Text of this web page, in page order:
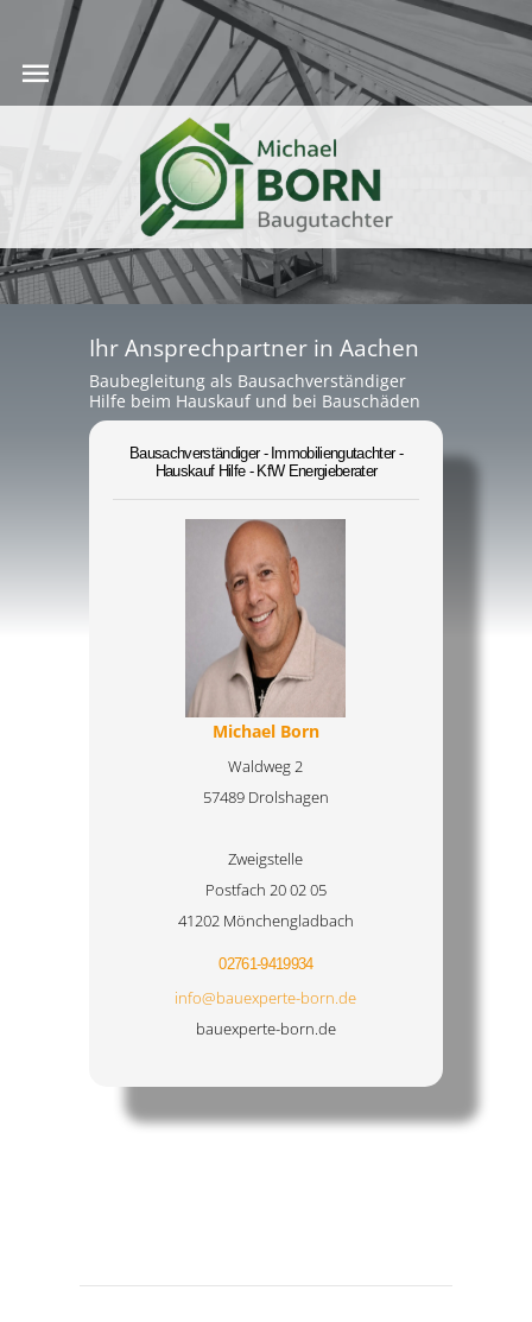
Ihr Ansprechpartner in Aachen
Baubegleitung als Bausachverständiger
Hilfe beim Hauskauf und bei Bauschäden
Bausachverständiger - Immobiliengutachter -
Hauskauf Hilfe - KfW Energieberater
Michael Born
Waldweg 2
57489 Drolshagen
Zweigstelle
Postfach 20 02 05
41202 Mönchengladbach
02761-9419934
info@bauexperte-born.de
bauexperte-born.de